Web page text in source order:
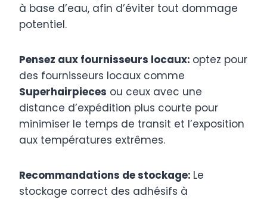
à base d’eau, afin d’éviter tout dommage
potentiel.
Pensez aux fournisseurs locaux: optez pour
des fournisseurs locaux comme
Superhairpieces ou ceux avec une
distance d’expédition plus courte pour
minimiser le temps de transit et l’exposition
aux températures extrêmes.
Recommandations de stockage: Le
stockage correct des adhésifs à